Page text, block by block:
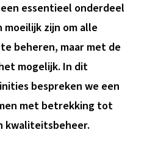
CASES
essentieel onderdeel
zijn om alle
beheren, maar met de
mogelijk. In dit
bespreken we een
met betrekking tot
kwaliteitsbeheer.